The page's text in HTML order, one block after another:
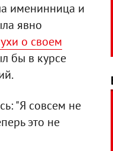
именинница и
явно
о своем
бы в курсе
"Я совсем не
это не